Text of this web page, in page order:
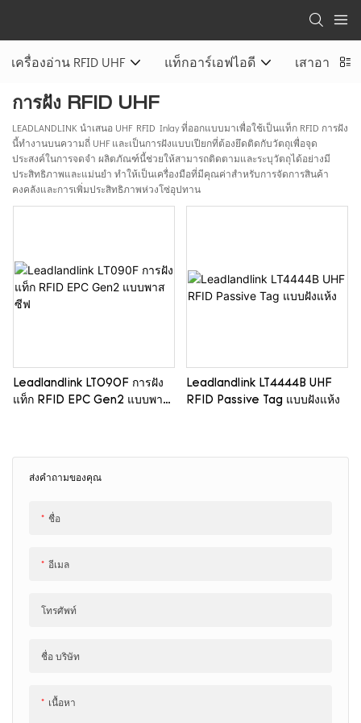
เครื่องอ่าน RFID UHF แท็กอาร์เอฟไอดี เสาอากาศ
การฝัง RFID UHF
LEADLANDLINK นำเสนอ UHF RFID Inlay ที่ออกแบบมาเพื่อใช้เป็นแท็ก RFID การฝัง
นี้ทำงานบนความถี่ UHF และเป็นการฝังแบบเปียกที่ต้องยึดติดกับวัตถุเพื่อจุด
ประสงค์ในการจดจำ ผลิตภัณฑ์นี้ช่วยให้สามารถติดตามและระบุวัตถุได้อย่างมี
ประสิทธิภาพและแม่นยำ ทำให้เป็นเครื่องมือที่มีคุณค่าสำหรับการจัดการสินค้า
คงคลังและการเพิ่มประสิทธิภาพห่วงโซ่อุปทาน
ส่งคำถามของคุณ
ชื่อ
อีเมล
โทรศัพท์
ชื่อ บริษัท
เนื้อหา
Leadlandlink LT090F การฝัง
แท็ก RFID EPC Gen2 แบบพาส
Leadlandlink LT4444B UHF
RFID Passive Tag แบบฝังแห้ง